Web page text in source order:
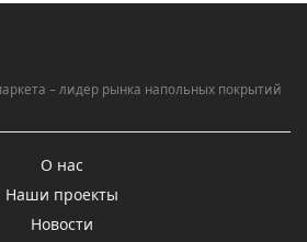
– лидер рынка напольных покрытий
О нас
Наши проекты
Новости